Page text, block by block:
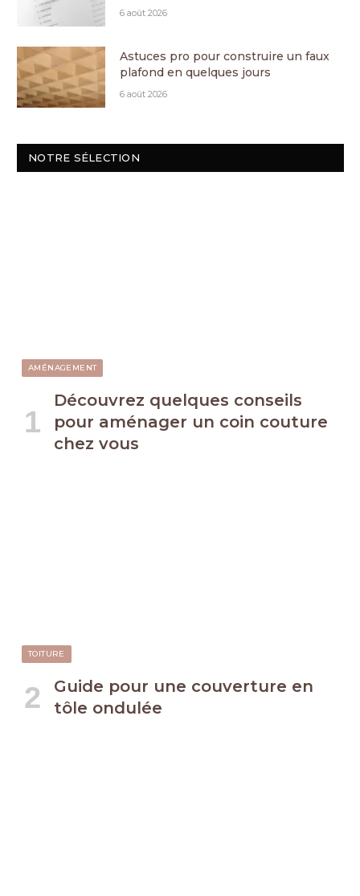
6 août 2026
Astuces pro pour construire un faux
plafond en quelques jours
6 août 2026
NOTRE SÉLECTION
AMÉNAGEMENT
Découvrez quelques conseils
pour aménager un coin couture
chez vous
TOITURE
Guide pour une couverture en
tôle ondulée